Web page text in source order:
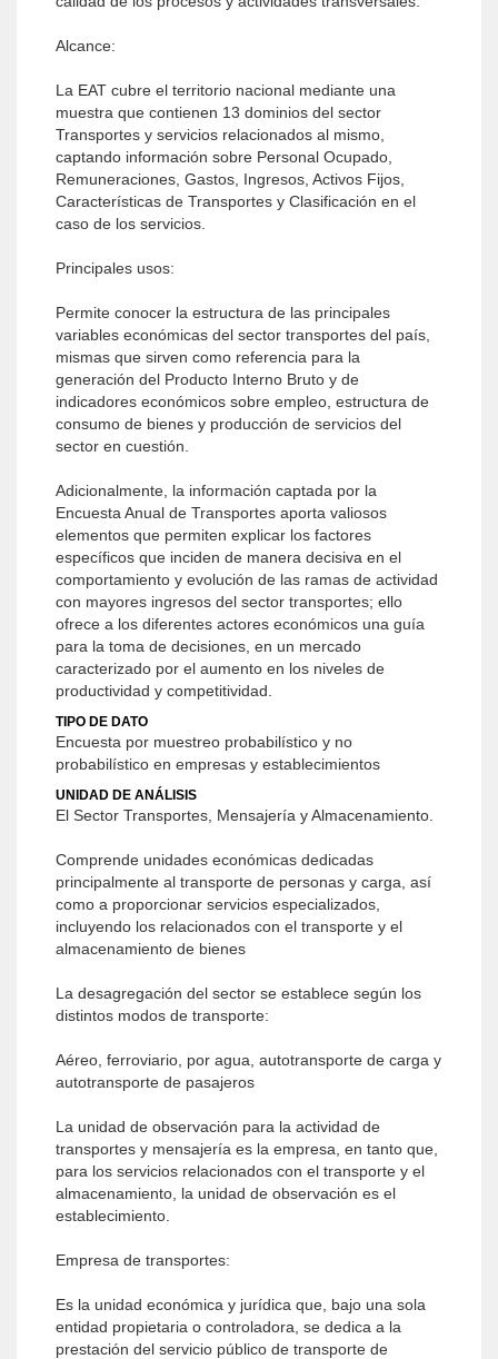
Alcance:
La EAT cubre el territorio nacional mediante una
muestra que contienen 13 dominios del sector
Transportes y servicios relacionados al mismo,
captando información sobre Personal Ocupado,
Remuneraciones, Gastos, Ingresos, Activos Fijos,
Características de Transportes y Clasificación en el
caso de los servicios.
Principales usos:
Permite conocer la estructura de las principales
variables económicas del sector transportes del país,
mismas que sirven como referencia para la
generación del Producto Interno Bruto y de
indicadores económicos sobre empleo, estructura de
consumo de bienes y producción de servicios del
sector en cuestión.
Adicionalmente, la información captada por la
Encuesta Anual de Transportes aporta valiosos
elementos que permiten explicar los factores
específicos que inciden de manera decisiva en el
comportamiento y evolución de las ramas de actividad
con mayores ingresos del sector transportes; ello
ofrece a los diferentes actores económicos una guía
para la toma de decisiones, en un mercado
caracterizado por el aumento en los niveles de
productividad y competitividad.
TIPO DE DATO
Encuesta por muestreo probabilístico y no
probabilístico en empresas y establecimientos
UNIDAD DE ANÁLISIS
El Sector Transportes, Mensajería y Almacenamiento.
Comprende unidades económicas dedicadas
principalmente al transporte de personas y carga, así
como a proporcionar servicios especializados,
incluyendo los relacionados con el transporte y el
almacenamiento de bienes
La desagregación del sector se establece según los
distintos modos de transporte:
Aéreo, ferroviario, por agua, autotransporte de carga y
autotransporte de pasajeros
La unidad de observación para la actividad de
transportes y mensajería es la empresa, en tanto que,
para los servicios relacionados con el transporte y el
almacenamiento, la unidad de observación es el
establecimiento.
Empresa de transportes:
Es la unidad económica y jurídica que, bajo una sola
entidad propietaria o controladora, se dedica a la
prestación del servicio público de transporte de